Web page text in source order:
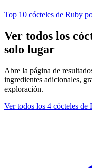
Top 10 cócteles de Ruby
Ver todos los
solo lugar
Abre la página de
ingredientes adicionales,
exploración.
Ver todos los 4 cócteles de